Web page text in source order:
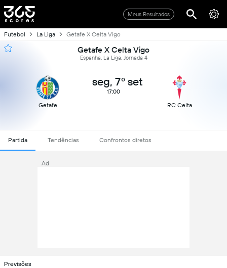
Meus Resultados
Futebol La Liga Getafe X Celta Vigo
Getafe X Celta Vigo
Espanha, La Liga, Jornada 4
Getafe
seg, 7º set
17:00
RC Celta
Partida Tendências Confrontos diretos
Ad
Previsões